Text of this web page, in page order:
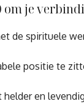
om je
de spirituele
positie te
en